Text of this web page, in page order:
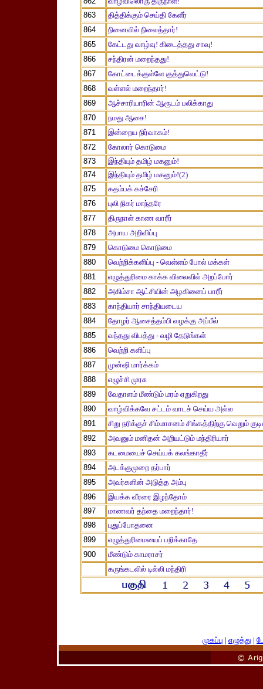
863
தித்திக்கும் செய்தி கேளீர்
864
நினைவில் நிலைத்தார்!
865
கேட்டது வாழ்வு! கிடைத்தது சாவு!
866
சந்திரன் மறைந்தது!
867
கோட்டைக்குள்ளே குத்துவெட்டு!
868
வள்ளல் மறைந்தார்!
869
ஆச்சாரியாரின் ஆரூடம் பலிக்காது
870
நமது ஆசை!
871
இன்றைய நிர்வாகம்!
872
கோலார் கொடுமை
873
இந்தியும் தமிழ் மகனும்!
874
இந்தியும் தமிழ் மகனும்!(2)
875
கதம்பக் கச்சேரி
876
புலி நிகர் மாந்தரே
877
திருநாள் காண வாரீர்
878
அபாய அறிவிப்பு
879
கொடுமை கொடுமை
880
வெற்றிக்களிப்பு - வெள்ளம் போல் மக்கள்
881
எழுத்துரிமை காக்க விலைவில் அறப்போர்
882
அகிம்சா ஆட்சியின் அழகினைப் பாரீர்
883
காந்தியார் சாந்தியடைய
884
தோழர் ஆசைத்தம்பி வழக்கு அப்பீல்
885
வந்தது விபத்து - வழி தேடுங்கள்
886
வெற்றி களிப்பு
887
முன்ஷி மார்க்கம்
888
எழுச்சி முரசு
889
வேதாளம் மீண்டும் மரம் ஏறுகிறது
890
வாழ்விக்கவே சட்டம் வாடச் செய்ய அல்ல
891
சிறு நரிக்குச் சிம்மாசனம் சிங்கத்திற்கு வெறும்
892
அவனும் மனிதன் அறியட்டும் மந்திரியார்
893
கடமையைச் செய்யக் கலங்காதீர்
894
அடக்குமுறை தர்பார்
895
அவர்களின் அடுத்த அம்பு
896
இயக்க வீரரை இழந்தோம்
897
மாணவர் தந்தை மறைந்தார்!
898
புதுப்போதனை
899
எழுத்துரிமையைப் பறிக்காதே
900
மீண்டும் காமராசர்
கருங்கடலில் டில்லி மந்திரி
முகப்பு | எழுத்து |